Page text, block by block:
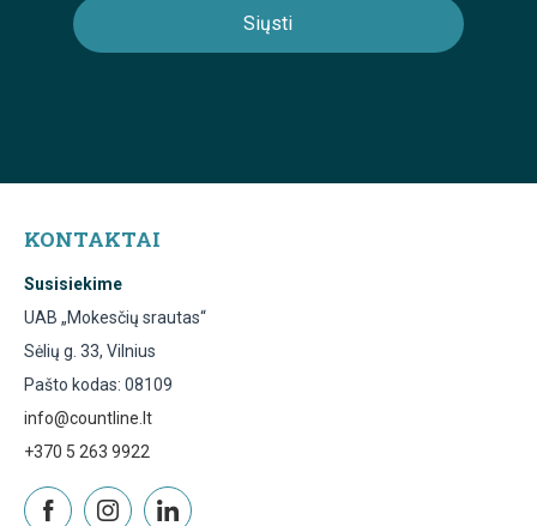
KONTAKTAI
Susisiekime
UAB „Mokesčių srautas“
Sėlių g. 33, Vilnius
Pašto kodas: 08109
info@countline.lt
+370 5 263 9922